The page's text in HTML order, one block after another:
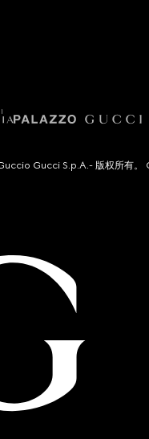
Gucci S.p.A.- 版权所有